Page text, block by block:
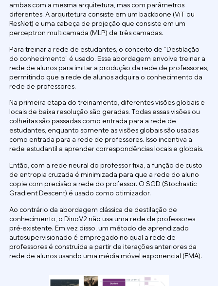
ambas com a mesma arquitetura, mas com parâmetros
diferentes. A arquitetura consiste em um backbone (ViT ou
ResNet) e uma cabeça de projeção que consiste em um
perceptron multicamada (MLP) de três camadas.
Para treinar a rede de estudantes, o conceito de “Destilação
do conhecimento” é usado. Essa abordagem envolve treinar a
rede de alunos para imitar a produção da rede de professores,
permitindo que a rede de alunos adquira o conhecimento da
rede de professores.
Na primeira etapa do treinamento, diferentes visões globais e
locais de baixa resolução são geradas. Todas essas visões ou
colheitas são passadas como entrada para a rede de
estudantes, enquanto somente as visões globais são usadas
como entrada para a rede de professores. Isso incentiva a
rede estudantil a aprender correspondências locais e globais.
Então, com a rede neural do professor fixa, a função de custo
de entropia cruzada é minimizada para que a rede do aluno
copie com precisão a rede do professor. O SGD (Stochastic
Gradient Descent) é usado como otimizador.
Ao contrário da abordagem clássica de destilação de
conhecimento, o DinoV2 não usa uma rede de professores
pré-existente. Em vez disso, um método de aprendizado
autosupervisionado é empregado no qual a rede de
professores é construída a partir de iterações anteriores da
rede de alunos usando uma média móvel exponencial (EMA).